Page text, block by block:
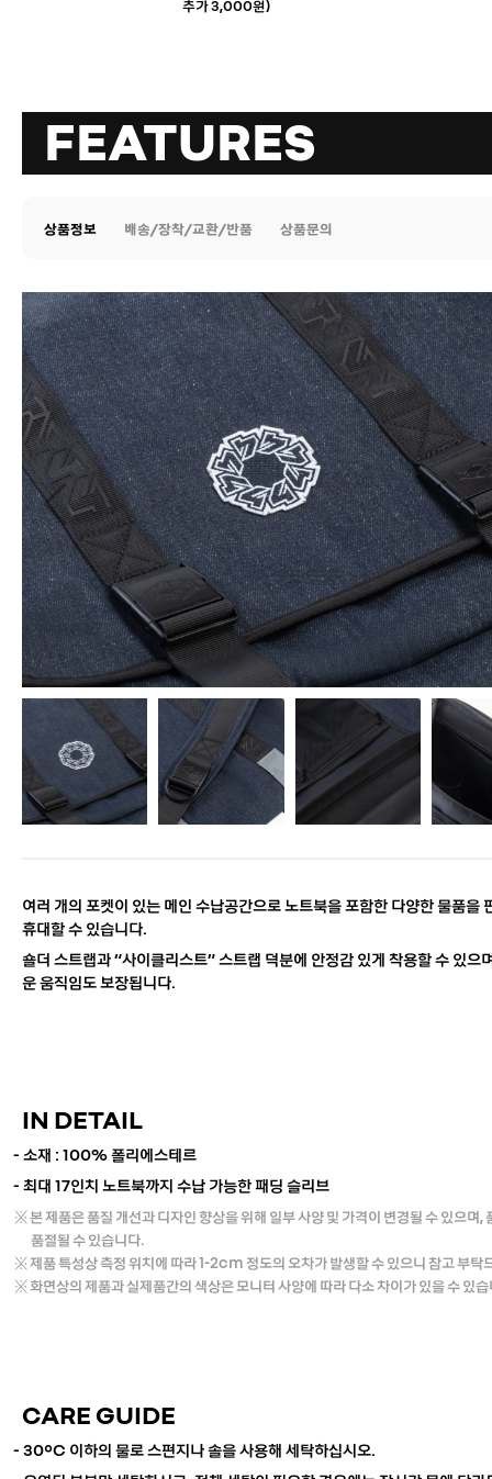
추가 3,000원)
FEATURES
상품정보 배송/장착/교환/반품 상품문의
여러 개의 포켓이 있는 메인 수납공간으로 노트북을 포함한 다양한 물품을
휴대할 수 있습니다.
숄더 스트랩과 “사이클리스트” 스트랩 덕분에 안정감 있게 착용할 수 있으
운 움직임도 보장됩니다.
IN DETAIL
- 소재 : 100% 폴리에스테르
- 최대 17인치 노트북까지 수납 가능한 패딩 슬리브
※ 본 제품은 품질 개선과 디자인 향상을 위해 일부 사양 및 가격이 변경될 수 있으며,
품절될 수 있습니다.
※ 제품 특성상 측정 위치에 따라 1-2cm 정도의 오차가 발생할 수 있으니 참고 부탁
※ 화면상의 제품과 실제품간의 색상은 모니터 사양에 따라 다소 차이가 있을 수 있
CARE GUIDE
- 30°C 이하의 물로 스펀지나 솔을 사용해 세탁하십시오.